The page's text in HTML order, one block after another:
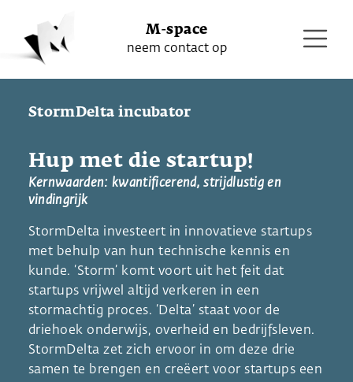
M-space
neem contact op
StormDelta incubator
Hup met die startup!
Kernwaarden: kwantificerend, strijdlustig en
vindingrijk
StormDelta investeert in innovatieve startups
met behulp van hun technische kennis en
kunde. ‘Storm’ komt voort uit het feit dat
startups vrijwel altijd verkeren in een
stormachtig proces. ‘Delta’ staat voor de
driehoek onderwijs, overheid en bedrijfsleven.
StormDelta zet zich ervoor in om deze drie
samen te brengen en creëert voor startups een